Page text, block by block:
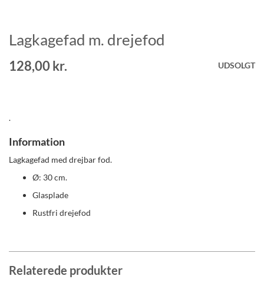
Gå
til
starten
af
Lagkagefad m. drejefod
128,00 kr. UDSOLGT
.
Information
Lagkagefad med drejbar fod.
Ø: 30 cm.
Glasplade
Rustfri drejefod
Relaterede produkter